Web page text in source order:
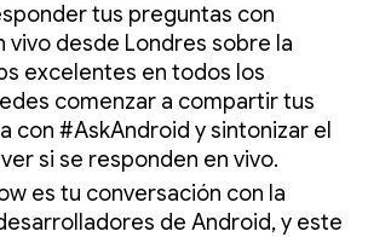
tus preguntas con
vivo desde Londres sobre la
excelentes en todos los
comenzar a compartir tus
con #AskAndroid y sintonizar el
si se responden en vivo.
es tu conversación con la
de Android, y este